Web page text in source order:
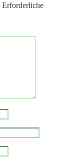
Erforderliche